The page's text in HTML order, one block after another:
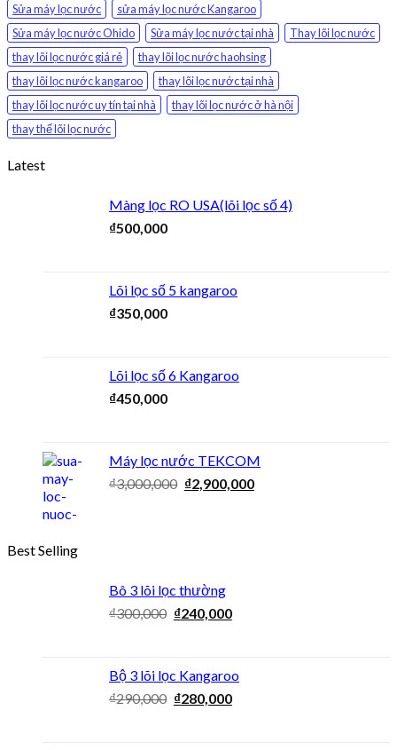
Sửa máy lọc nước
sửa máy lọc nước Kangaroo
Sửa máy lọc nước Ohido
Sửa máy lọc nước tại nhà
Thay lõi lọc nước
thay lõi lọc nước giá rẻ
thay lõi lọc nước haohsing
thay lõi lọc nước kangaroo
thay lõi lọc nước tại nhà
thay lõi lọc nước uy tín tại nhà
thay lõi lọc nước ở hà nội
thay thế lõi lọc nước
Latest
Màng lọc RO USA(lõi lọc số 4)
₫500,000
Lõi lọc số 5 kangaroo
₫350,000
Lõi lọc số 6 Kangaroo
₫450,000
Máy lọc nước TEKCOM
₫3,000,000 ₫2,900,000
Best Selling
Bô 3 lõi lọc thường
₫300,000 ₫240,000
Bộ 3 lõi lọc Kangaroo
₫290,000 ₫280,000